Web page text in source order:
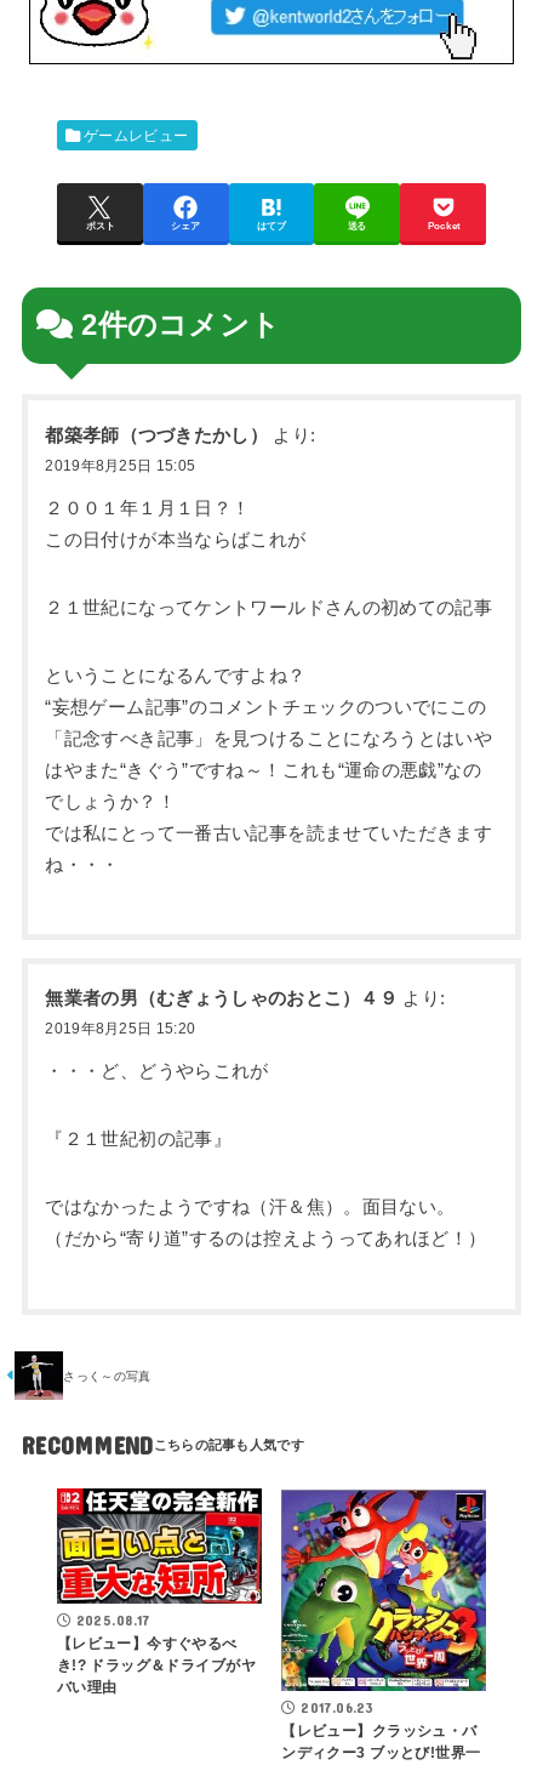
ゲームレビュー
ポスト シェア はてブ 送る Pocket
2件のコメント
都築孝師（つづきたかし） より:
2019年8月25日 15:05
２００１年１月１日？！
この日付けが本当ならばこれが
２１世紀になってケントワールドさんの初めての記事
ということになるんですよね？
“妄想ゲーム記事”のコメントチェックのついでにこの
「記念すべき記事」を見つけることになろうとはいや
はやまた“きぐう”ですね～！これも“運命の悪戯”なの
でしょうか？！
では私にとって一番古い記事を読ませていただきます
ね・・・
無業者の男（むぎょうしゃのおとこ）４９ より:
2019年8月25日 15:20
・・・ど、どうやらこれが
『２１世紀初の記事』
ではなかったようですね（汗＆焦）。面目ない。
（だから“寄り道”するのは控えようってあれほど！）
さっく～の写真
RECOMMEND
2025.08.17
【レビュー】今すぐやるべ
き!? ドラッグ＆ドライブがヤ
バい理由
2017.06.23
【レビュー】クラッシュ・バ
ンディクー3 ブッとび!世界一